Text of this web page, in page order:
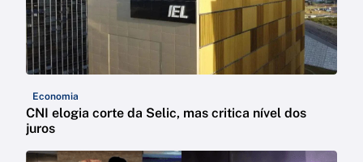
Economia
CNI elogia corte da Selic, mas critica nível dos
juros